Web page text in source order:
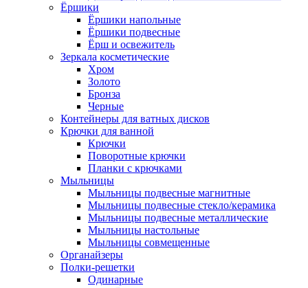
Ёршики
Ёршики напольные
Ёршики подвесные
Ёрш и освежитель
Зеркала косметические
Хром
Золото
Бронза
Черные
Контейнеры для ватных дисков
Крючки для ванной
Крючки
Поворотные крючки
Планки с крючками
Мыльницы
Мыльницы подвесные магнитные
Мыльницы подвесные стекло/керамика
Мыльницы подвесные металлические
Мыльницы настольные
Мыльницы совмещенные
Органайзеры
Полки-решетки
Одинарные